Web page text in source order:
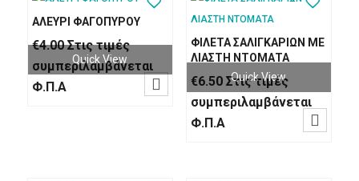
ΑΛΕΥΡΙ ΦΑΓΟΠΥΡΟΥ
€4.00 Στις τιμές
συμπεριλαμβάνεται
Φ.Π.Α
Quick View

ΦΙΛΕΤΑ ΣΑΛΙΓΚΑΡΙΩΝ ΜΕ
ΛΙΑΣΤΗ ΝΤΟΜΑΤΑ
€6.50 Στις τιμές
συμπεριλαμβάνεται
Φ.Π.Α
Quick View
